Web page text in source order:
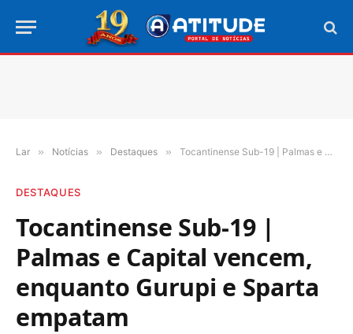
Lar » Notícias » Destaques » Tocantinense Sub-19 | Palmas e Capital vencem, enquanto Gurupi e Sparta empatam
DESTAQUES
Tocantinense Sub-19 |
Palmas e Capital vencem,
enquanto Gurupi e Sparta
empatam